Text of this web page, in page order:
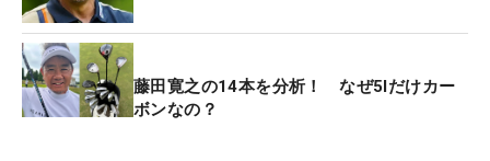
藤田寛之の14本を分析！ なぜ5Iだけカー
ボンなの？